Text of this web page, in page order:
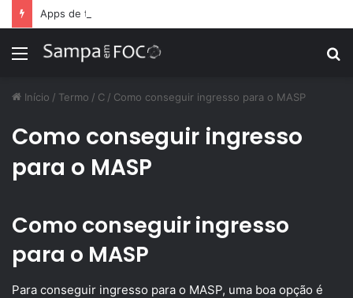
Menu
Início / Termo / C / Como conseguir ingresso para o MASP
Como conseguir ingresso
para o MASP
Como conseguir ingresso
para o MASP
Para conseguir ingresso para o MASP, uma boa opção é